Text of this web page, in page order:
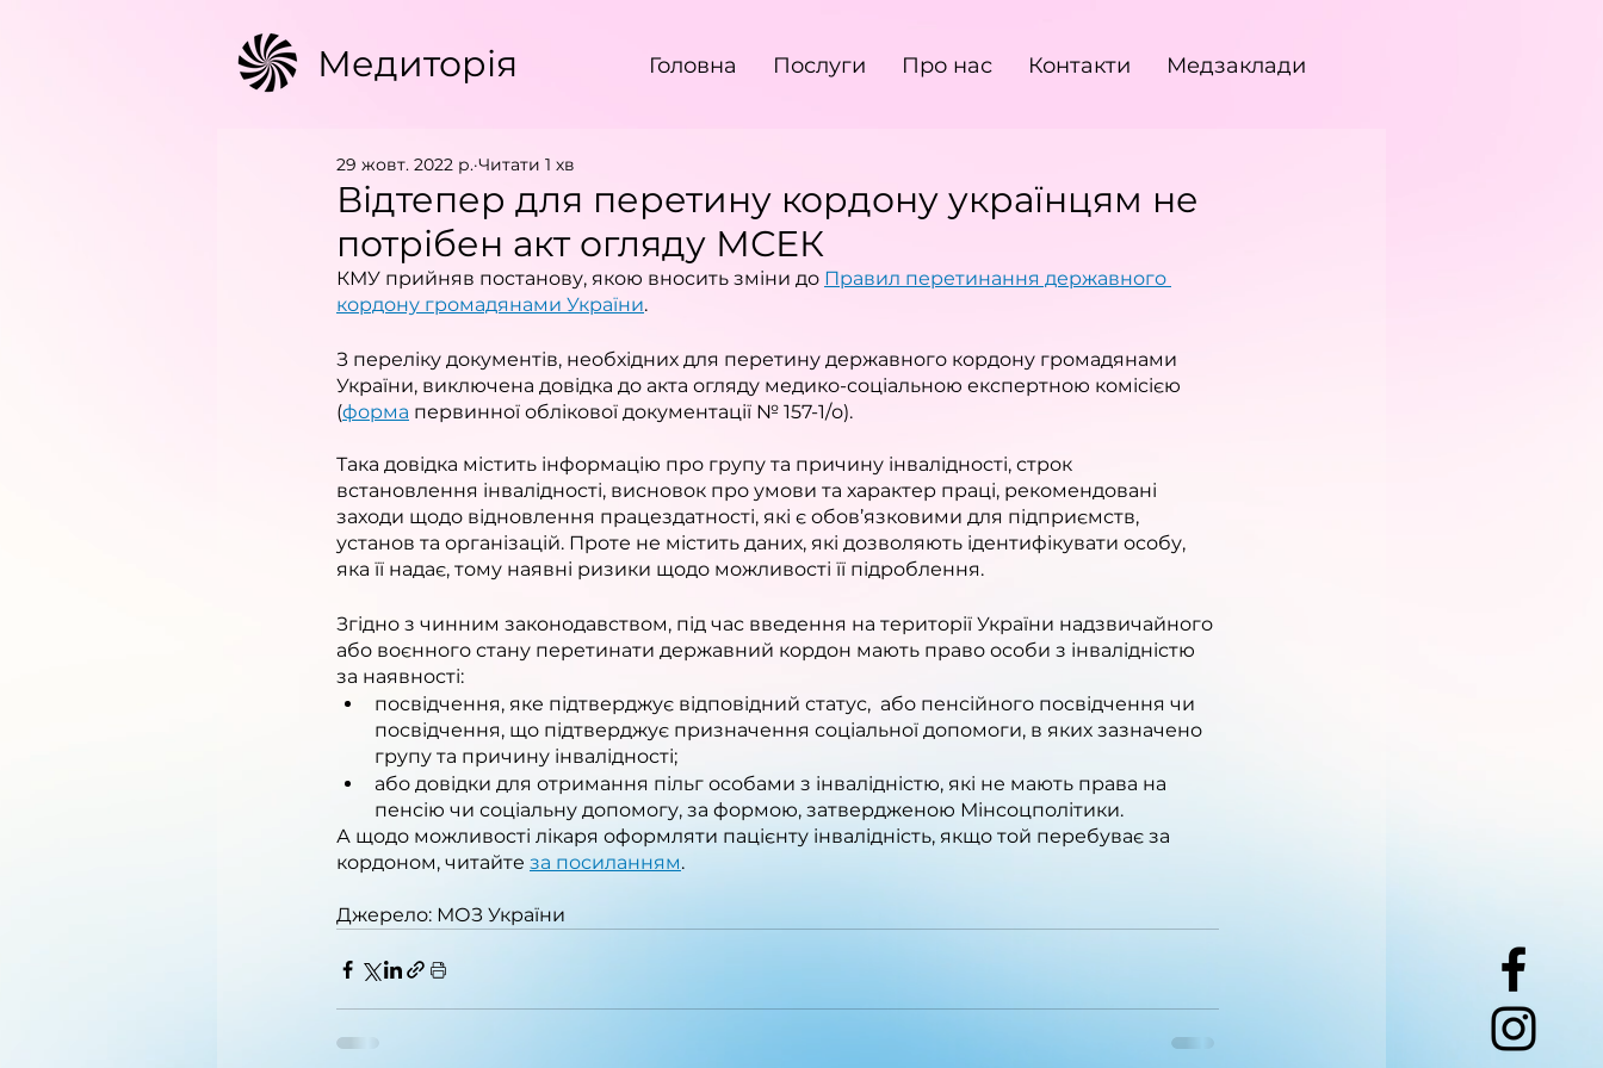
Медиторія Головна Послуги Про нас Контакти Медзаклади
Відтепер для перетину кордону українцям не
потрібен акт огляду МСЕК
29 жовт. 2022 р. Читати 1 хв
КМУ прийняв постанову, якою вносить зміни до Правил перетинання державного
кордону громадянами України.
З переліку документів, необхідних для перетину державного кордону громадянами
України, виключена довідка до акта огляду медико-соціальною експертною комісією
(форма первинної облікової документації № 157-1/о).
Така довідка містить інформацію про групу та причину інвалідності, строк
встановлення інвалідності, висновок про умови та характер праці, рекомендовані
заходи щодо відновлення працездатності, які є обов’язковими для підприємств,
установ та організацій. Проте не містить даних, які дозволяють ідентифікувати особу,
яка її надає, тому наявні ризики щодо можливості її підроблення.
Згідно з чинним законодавством, під час введення на території України надзвичайного
або воєнного стану перетинати державний кордон мають право особи з інвалідністю
за наявності:
посвідчення, яке підтверджує відповідний статус,  або пенсійного посвідчення чи
посвідчення, що підтверджує призначення соціальної допомоги, в яких зазначено
групу та причину інвалідності;
або довідки для отримання пільг особами з інвалідністю, які не мають права на
пенсію чи соціальну допомогу, за формою, затвердженою Мінсоцполітики.
А щодо можливості лікаря оформляти пацієнту інвалідність, якщо той перебуває за
кордоном, читайте за посиланням.
Джерело: МОЗ України